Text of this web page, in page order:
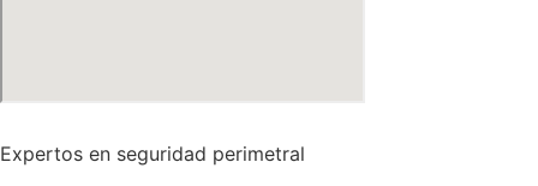
Expertos en seguridad perimetral